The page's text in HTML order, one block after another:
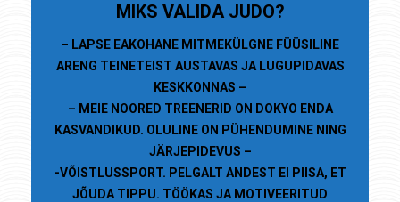
MIKS VALIDA JUDO?
– LAPSE EAKOHANE MITMEKÜLGNE FÜÜSILINE
ARENG TEINETEIST AUSTAVAS JA LUGUPIDAVAS
KESKKONNAS –
– MEIE NOORED TREENERID ON DOKYO ENDA
KASVANDIKUD. OLULINE ON PÜHENDUMINE NING
JÄRJEPIDEVUS –
-VÕISTLUSSPORT. PELGALT ANDEST EI PIISA, ET
JÕUDA TIPPU. TÖÖKAS JA MOTIVEERITUD